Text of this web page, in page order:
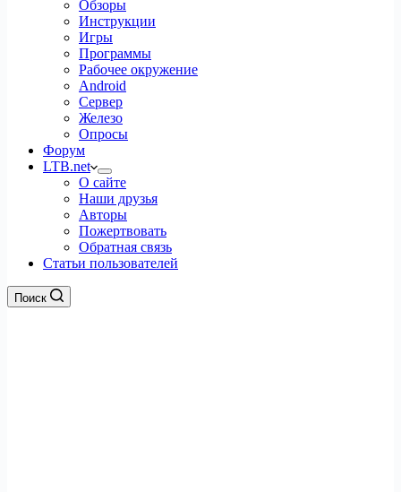
Обзоры
Инструкции
Игры
Программы
Рабочее окружение
Android
Сервер
Железо
Опросы
Форум
LTB.net
О сайте
Наши друзья
Авторы
Пожертвовать
Обратная связь
Статьи пользователей
Поиск